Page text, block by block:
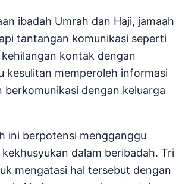
ibadah Umrah dan Haji, jamaah
tantangan komunikasi seperti
kontak dengan
kesulitan memperoleh informasi
berkomunikasi dengan keluarga
ini berpotensi mengganggu
dalam beribadah. Tri
mengatasi hal tersebut dengan